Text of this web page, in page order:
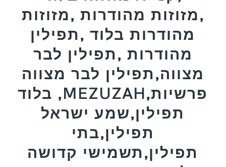
,מזוזות מהודרות ,מזוזות
מהודרות בלוד ,תפילין
מהודרות ,תפילין לבר
מצווה,תפילין לבר מצווה
בלוד ,MEZUZAH,פרשיות
תפילין,שמע ישראל
תפילין,בתי
תפילין,תשמישי קדושה